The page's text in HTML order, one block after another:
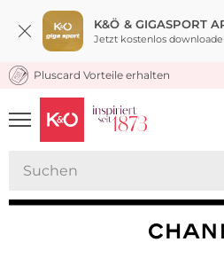
K&Ö & GIGASPORT
Jetzt kostenlos
KOSTENLOSER
Pluscard Vorteile erhalten
UNSERE APP
CLICK &